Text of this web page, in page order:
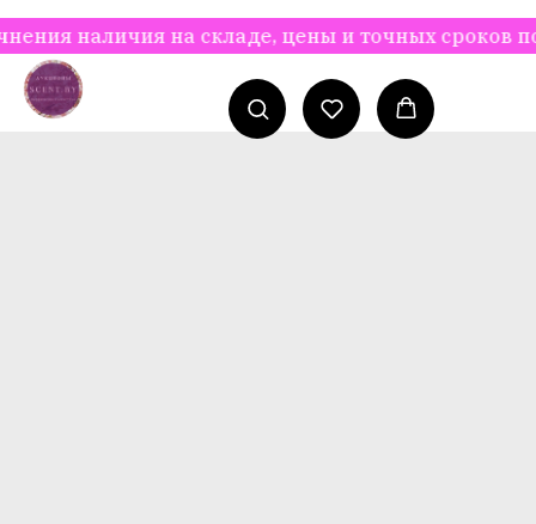
на складе, цены и точных сроков